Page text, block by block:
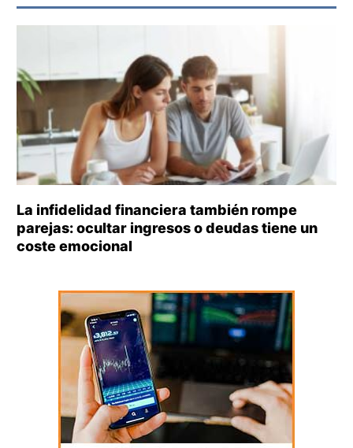
La infidelidad financiera también rompe
parejas: ocultar ingresos o deudas tiene un
coste emocional